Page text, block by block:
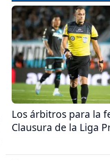
Los árbitros para la
Clausura de la Liga